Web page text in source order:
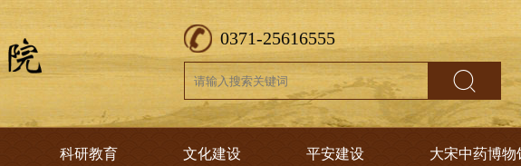
0371-25616555
科研教育 文化建设 平安建设 大宋中药博物